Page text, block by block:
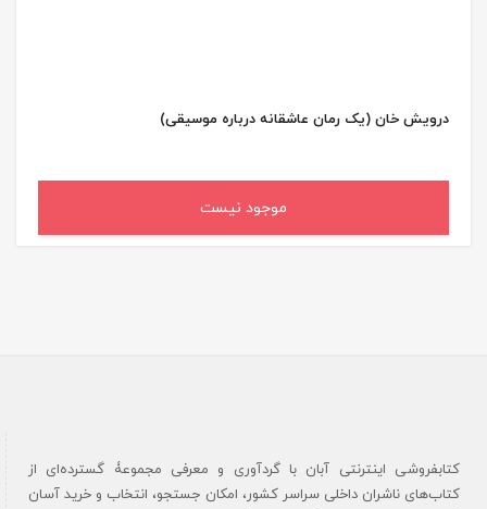
درویش خان (یک رمان عاشقانه درباره موسیقی)
موجود نیست
کتابفروشی اینترنتی آبان با گردآوری و معرفی مجموعۀ گسترده‌ای از
کتاب‌های ناشران داخلی سراسر کشور، امکان جستجو، انتخاب و خرید آسان